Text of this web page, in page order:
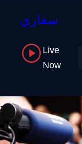
سفاري
Live
Now